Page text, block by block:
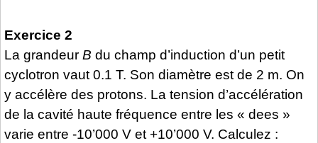
Exercice 2
La grandeur B du champ d’induction d’un petit
cyclotron vaut 0.1 T. Son diamètre est de 2 m. On
y accélère des protons. La tension d’accélération
de la cavité haute fréquence entre les « dees »
varie entre -10’000 V et +10’000 V. Calculez :